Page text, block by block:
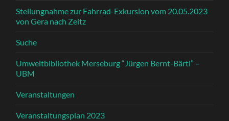
Stellungnahme zur Fahrrad-Exkursion vom 20.05.2023
von Gera nach Zeitz
Suche
Umweltbibliothek Merseburg “Jürgen Bernt-Bärtl” –
UBM
Veranstaltungen
Veranstaltungsplan 2023